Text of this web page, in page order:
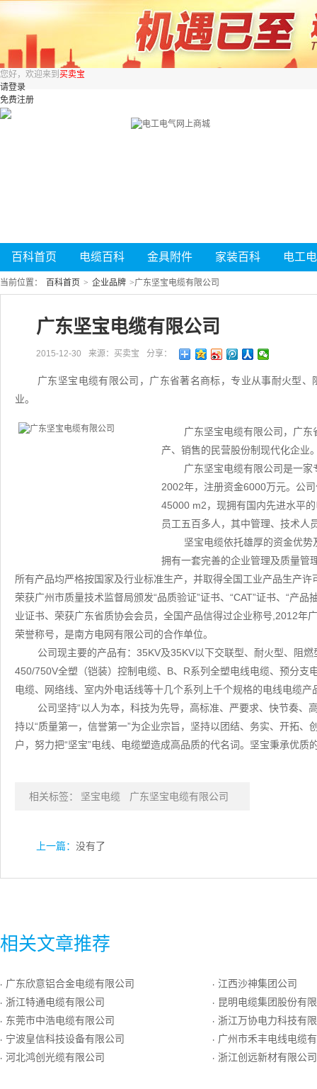
您好，欢迎来到 买卖宝
请登录
免费注册
百科首页 电缆百科 金具附件 家装百科 电工
当前位置： 百科首页 > 企业品牌 >广东坚宝电缆有限公司
广东坚宝电缆有限公司
2015-12-30 来源：买卖宝 分享：
广东坚宝电缆有限公司，广东省著名商标，专业从事耐火型
业。
广东坚宝电缆有限公司，广
产、销售的民营股份制现代化企业
广东坚宝电缆有限公司是一
2002年，注册资金6000万元。公
45000 m2，现拥有国内先进水平
员工五百多人，其中管理、技术人
坚宝电缆依托雄厚的资金优
拥有一套完善的企业管理及质量管
所有产品均严格按国家及行业标准生产，并取得全国工业产品生产
荣获广州市质量技术监督局颁发“品质验证”证书、“CAT”证书、“产品
业证书、荣获广东省质协会会员，全国产品信得过企业称号,2012年
荣誉称号，是南方电网有限公司的合作单位。
公司现主要的产品有：35KV及35KV以下交联型、耐火型、阻
450/750V全塑（铠装）控制电缆、B、R系列全塑电线电缆、预分
电缆、网络线、室内外电话线等十几个系列上千个规格的电线电缆产
公司坚持“以人为本，科技为先导，高标准、严要求、快节奏、
持以“质量第一，信誉第一”为企业宗旨，坚持以团结、务实、开拓
户，努力把“坚宝”电线、电缆塑造成高品质的代名词。坚宝秉承优
相关标签： 坚宝电缆 广东坚宝电缆有限公司
上一篇： 没有了
相关文章推荐
· 广东欣意铝合金电缆有限公司
· 浙江特通电缆有限公司
· 东莞市中浩电缆有限公司
· 宁波皇信科技设备有限公司
· 河北鸿创光缆有限公司
· 江西沙神集团公司
· 昆明电缆集团股份有
· 浙江万协电力科技有
· 广州市禾丰电线电缆
· 浙江创远新材有限公司